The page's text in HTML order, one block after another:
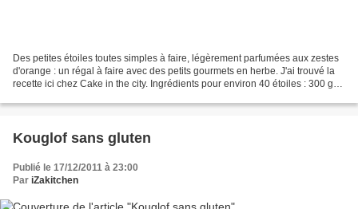
Des petites étoiles toutes simples à faire, légèrement parfumées aux zestes
d'orange : un régal à faire avec des petits gourmets en herbe. J'ai trouvé la
recette ici chez Cake in the city. Ingrédients pour environ 40 étoiles : 300 gr
Kouglof sans gluten
Publié le 17/12/2011 à 23:00
Par iZakitchen